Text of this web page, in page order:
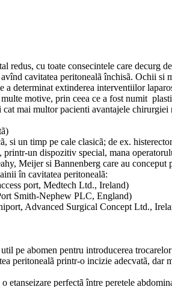
cu toate consecintele care decurg
cavitatea peritonealã închisã. Ochii
determinat extinderea interventiilor
motive, prin ceea ce a fost numit
mai multor pacienti avantajele
si un timp pe cale clasicã; de ex.
printr-un dispozitiv special, mana
Meijer si Bannenberg care au
în cavitatea peritonealã:
port, Medtech Ltd., Ireland)
Smith-Nephew PLC, England)
Advanced Surgical Concept Ltd.,
pe abomen pentru introducerea
peritonealã printr-o incizie adecvatã, dar
perfectã între peretele